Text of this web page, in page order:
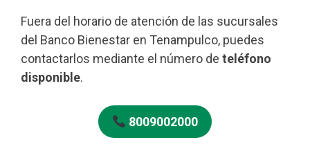
Fuera del horario de atención de las sucursales
del Banco Bienestar en Tenampulco, puedes
contactarlos mediante el número de teléfono
disponible.
8009002000